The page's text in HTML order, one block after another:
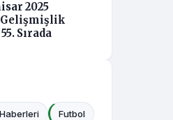
2025
Sırada
Futbol